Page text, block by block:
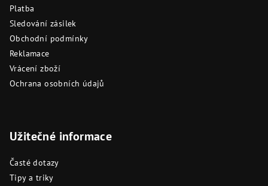
Platba
Sledování zásilek
Obchodní podmínky
Reklamace
Vrácení zboží
Ochrana osobních údajů
Užitečné informace
Časté dotazy
Tipy a triky